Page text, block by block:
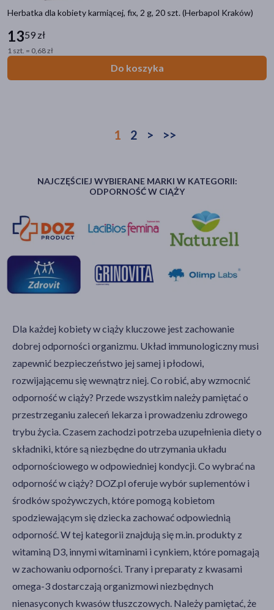
Herbatka dla kobiety karmiącej, fix, 2 g, 20 szt. (Herbapol Kraków)
1359 zł
1 szt. = 0,68 zł
Do koszyka
1 2 > >>
NAJCZĘŚCIEJ WYBIERANE MARKI W KATEGORII:
ODPORNOŚĆ W CIĄŻY
Dla każdej kobiety w ciąży kluczowe jest zachowanie
dobrej odporności organizmu. Układ immunologiczny musi
zapewnić bezpieczeństwo jej samej i płodowi,
rozwijającemu się wewnątrz niej. Co robić, aby wzmocnić
odporność w ciąży? Przede wszystkim należy pamiętać o
przestrzeganiu zaleceń lekarza i prowadzeniu zdrowego
trybu życia. Czasem zachodzi potrzeba uzupełnienia diety o
składniki, które są niezbędne do utrzymania układu
odpornościowego w odpowiedniej kondycji. Co wybrać na
odporność w ciąży? DOZ.pl oferuje wybór suplementów i
środków spożywczych, które pomogą kobietom
spodziewającym się dziecka zachować odpowiednią
odporność. W tej kategorii znajdują się m.in. produkty z
witaminą D3, innymi witaminami i cynkiem, które pomagają
w zachowaniu odporności. Trany i preparaty z kwasami
omega-3 dostarczają organizmowi niezbędnych
nienasyconych kwasów tłuszczowych. Należy pamiętać, że